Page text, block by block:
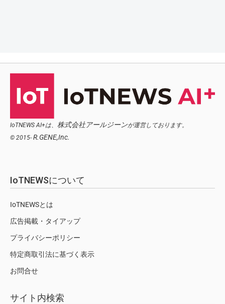
IoTNEWS AI+は、 株式会社アールジーンが運営しております。
© 2015- R.GENE,Inc.
IoTNEWSについて
IoTNEWSとは
広告掲載・タイアップ
プライバシーポリシー
特定商取引法に基づく表示
お問合せ
サイト内検索